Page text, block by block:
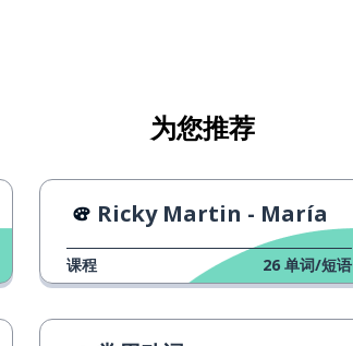
为您推荐
Ricky Martin - María
课程 26 单词/短语